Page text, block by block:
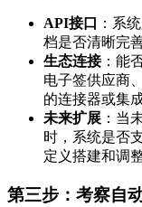
API接口
：系
档是否清晰完
生态连接：能
电子签供应商
的连接器或集
未来扩展 ：当
时，系统是否
定义搭建和调
第三步：考察自